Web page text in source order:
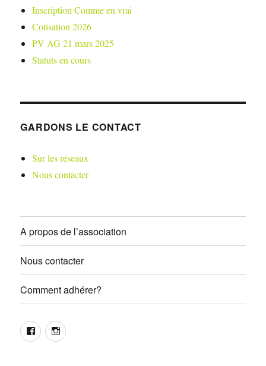
Inscription Comme en vrai
Cotisation 2026
PV AG 21 mars 2025
Statuts en cours
GARDONS LE CONTACT
Sur les réseaux
Nous contacter
A propos de l’association
Nous contacter
Comment adhérer?
FacebookInstagram